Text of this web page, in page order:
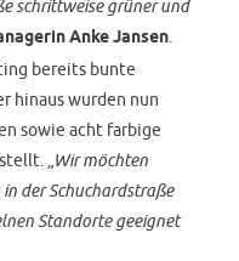
schrittweise grüner und
Anke Jansen
bereits bunte
hinaus wurden nun
sowie acht farbige
„Wir möchten
der Schuchardstraße
Standorte geeignet